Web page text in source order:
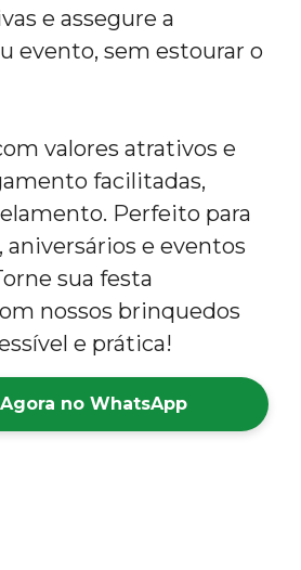
e assegure a
evento, sem estourar o
valores atrativos e
facilitadas,
Perfeito para
e eventos
sua festa
nossos brinquedos
e prática!
no WhatsApp